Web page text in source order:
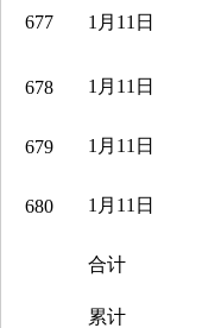
677 1月11日
678 1月11日
679 1月11日
680 1月11日
合计
累计